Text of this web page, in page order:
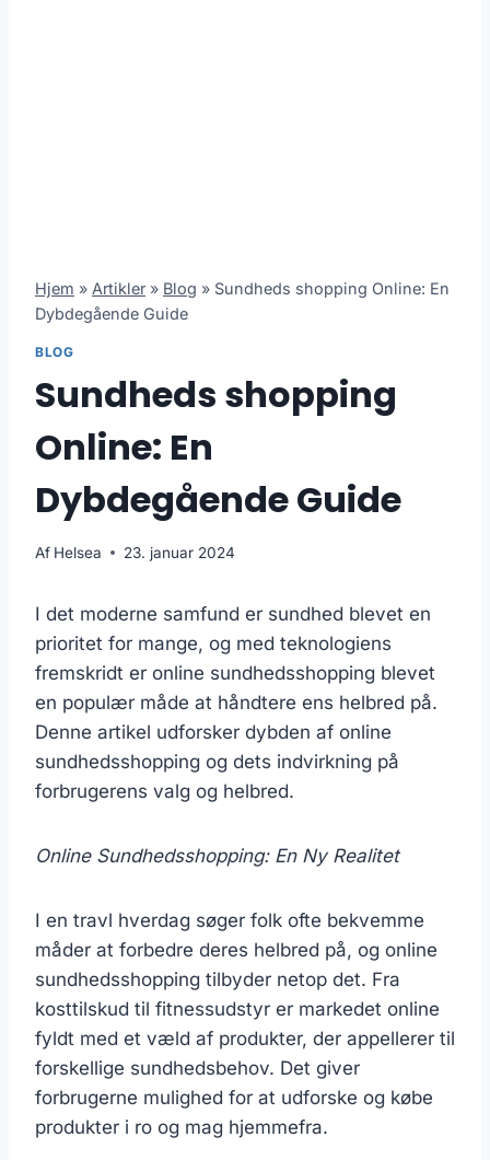
Hjem » Artikler » Blog » Sundheds shopping Online: En
Dybdegående Guide
BLOG
Sundheds shopping
Online: En
Dybdegående Guide
Af Helsea 23. januar 2024
I det moderne samfund er sundhed blevet en
prioritet for mange, og med teknologiens
fremskridt er online sundhedsshopping blevet
en populær måde at håndtere ens helbred på.
Denne artikel udforsker dybden af online
sundhedsshopping og dets indvirkning på
forbrugerens valg og helbred.
Online Sundhedsshopping: En Ny Realitet
I en travl hverdag søger folk ofte bekvemme
måder at forbedre deres helbred på, og online
sundhedsshopping tilbyder netop det. Fra
kosttilskud til fitnessudstyr er markedet online
fyldt med et væld af produkter, der appellerer til
forskellige sundhedsbehov. Det giver
forbrugerne mulighed for at udforske og købe
produkter i ro og mag hjemmefra.